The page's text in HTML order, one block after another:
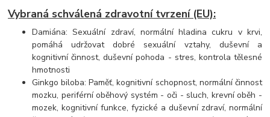
Vybraná schválená zdravotní tvrzení (EU):
Damiána: Sexuální zdraví, normální hladina cukru v krvi,
pomáhá udržovat dobré sexuální vztahy, duševní a
kognitivní činnost, duševní pohoda - stres, kontrola tělesné
hmotnosti
Ginkgo biloba: Paměť, kognitivní schopnost, normální činnost
mozku, periférní oběhový systém - oči - sluch, krevní oběh -
mozek, kognitivní funkce, fyzické a duševní zdraví, normální